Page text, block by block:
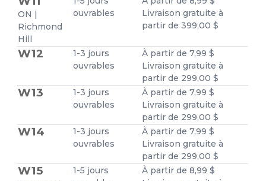
ON |
Richmond
Hill
ouvrables
Livraison gratuite à
partir de 399,00 $
W12
1-3 jours
ouvrables
À partir de 7,99 $
Livraison gratuite à
partir de 299,00 $
W13
1-3 jours
ouvrables
À partir de 7,99 $
Livraison gratuite à
partir de 299,00 $
W14
1-3 jours
ouvrables
À partir de 7,99 $
Livraison gratuite à
partir de 299,00 $
W15
1-5 jours
À partir de 8,99 $